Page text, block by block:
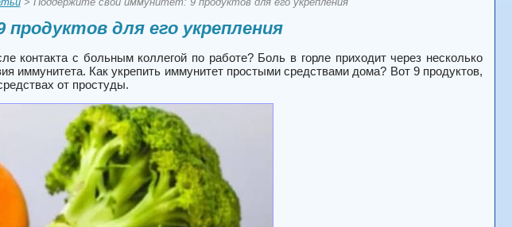
для его укрепления
контакта с больным коллегой по работе? Боль в горле приходит через несколько
иммунитета. Как укрепить иммунитет простыми средствами дома? Вот 9 продуктов,
от простуды.